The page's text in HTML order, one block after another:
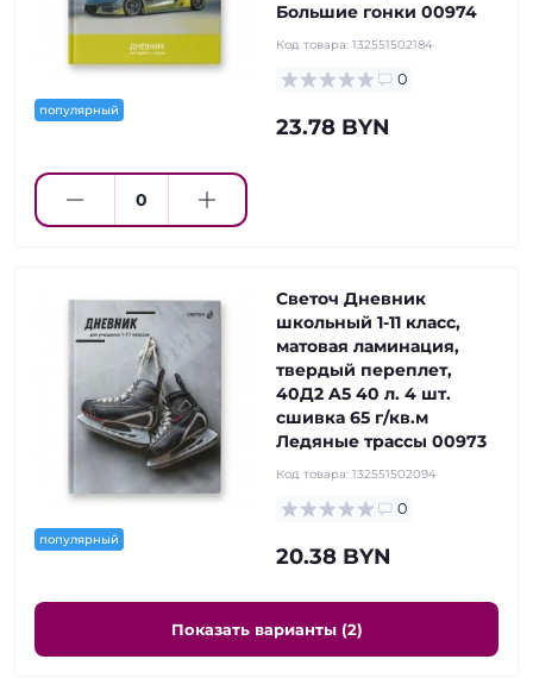
популярный
Большие гонки 00974
Код товара: 132551502184
0
23.78 BYN
популярный
Светоч Дневник
школьный 1-11 класс,
матовая ламинация,
твердый переплет,
40Д2 A5 40 л. 4 шт.
сшивка 65 г/кв.м
Ледяные трассы 00973
Код товара: 132551502094
0
20.38 BYN
Показать варианты (2)